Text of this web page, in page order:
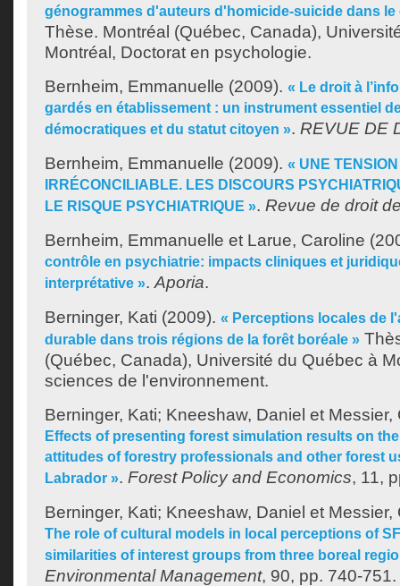
génogrammes d'auteurs d'homicide-suicide dans
Thèse. Montréal (Québec, Canada),
Montréal, Doctorat en psychologie.
Bernheim, Emmanuelle (2009). « Le droit à
gardés en établissement : un instrument essentiel
démocratiques et du statut citoyen ». REVUE DE
Bernheim, Emmanuelle (2009). « UNE
IRRÉCONCILIABLE. LES DISCOURS
LE RISQUE PSYCHIATRIQUE ». Revue de droit
Bernheim, Emmanuelle et Larue, Caroline
contrôle en psychiatrie: impacts cliniques et
interprétative ». Aporia.
Berninger, Kati (2009). « Perceptions locales de
durable dans trois régions de la forêt boréale »
(Québec, Canada), Université du Québec à
sciences de l'environnement.
Berninger, Kati; Kneeshaw, Daniel et Messier,
Effects of presenting forest simulation results on
attitudes of forestry professionals and other forest
Labrador ». Forest Policy and Economics, 11,
Berninger, Kati; Kneeshaw, Daniel et Messier,
The role of cultural models in local perceptions of
similarities of interest groups from three boreal
Environmental Management, 90, pp. 740-751.